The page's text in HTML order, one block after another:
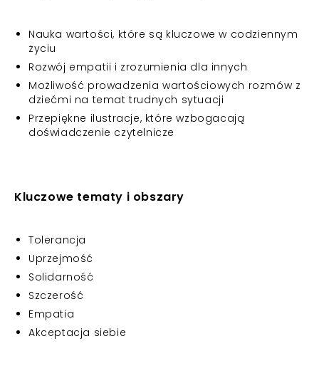
Nauka wartości, które są kluczowe w codziennym
życiu
Rozwój empatii i zrozumienia dla innych
Możliwość prowadzenia wartościowych rozmów z
dziećmi na temat trudnych sytuacji
Przepiękne ilustracje, które wzbogacają
doświadczenie czytelnicze
Kluczowe tematy i obszary
Tolerancja
Uprzejmość
Solidarność
Szczerość
Empatia
Akceptacja siebie